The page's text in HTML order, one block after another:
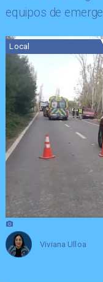
equipos de
Local
Viviana Ulloa